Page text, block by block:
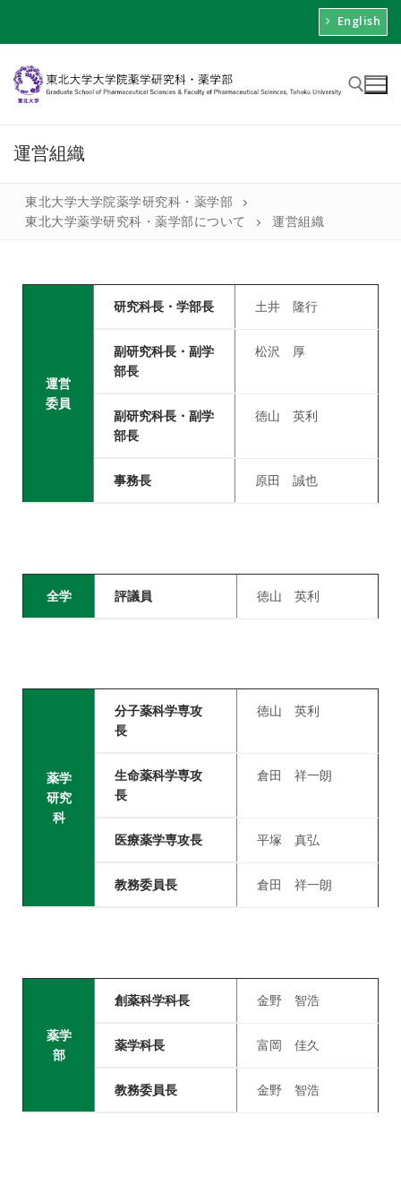
English
運営組織
東北大学大学院薬学研究科・薬学部
東北大学薬学研究科・薬学部について
運営組織
運営
委員
研究科長・学部長 土井 隆行
副研究科長・副学
部長
松沢 厚
副研究科長・副学
部長
徳山 英利
事務長 原田 誠也
全学 評議員 徳山 英利
薬学
研究
科
分子薬科学専攻
長
徳山 英利
生命薬科学専攻
長
倉田 祥一朗
医療薬学専攻長 平塚 真弘
教務委員長 倉田 祥一朗
薬学
部
創薬科学科長 金野 智浩
薬学科長 富岡 佳久
教務委員長 金野 智浩